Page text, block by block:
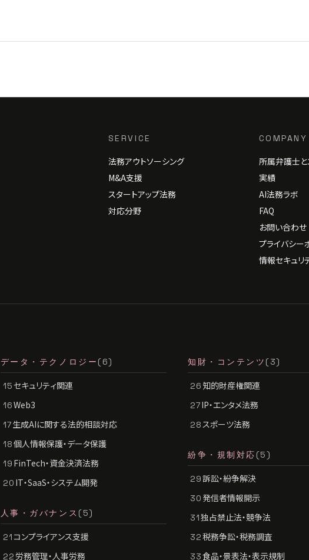
SERVICE
法務アウトソーシング
M&A支援
スタートアップ法務
対応分野
COMPANY
所属弁護士と
実績
AI法務ラボ
FAQ
お問い合わせ
プライバシー
情報セキュリ
データ・テクノロジー (6)
15セキュリティ関連
16Web3
17生成AIに関する法的相談対応
18個人情報保護・データ保護
19 FinTech・資金決済法務
20 IT・SaaS・システム開発
人事・ガバナンス (5)
21コンプライアンス支援
22 労務管理・人事労務
知財・コンテンツ (3)
26 知的財産権関連
27IP・エンタメ法務
28 スポーツ法務
紛争・規制対応 (5)
29訴訟・紛争解決
30 発信者情報開示
31独占禁止法・競争法
32税務争訟・税務調査
33食品・景表法・表示規制